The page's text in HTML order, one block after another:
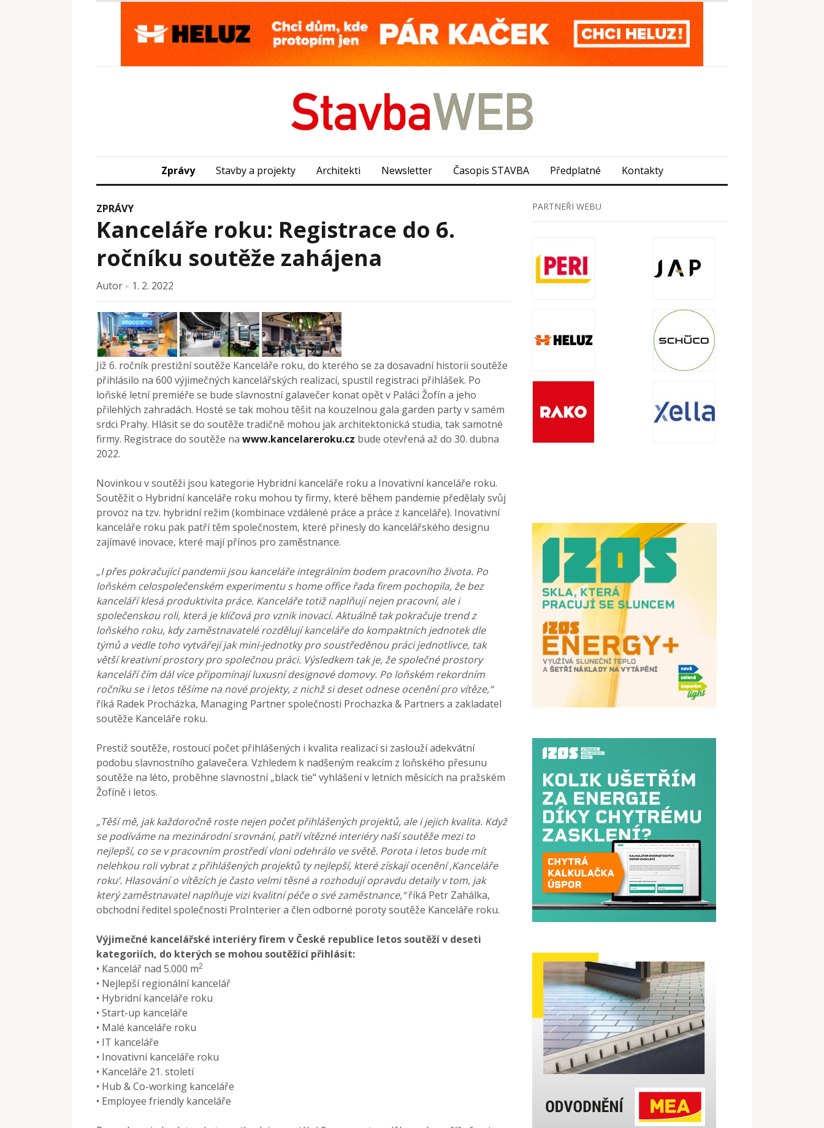
Zprávy Stavby a projekty Architekti Newsletter Časopis STAVBA Předplatné Kontakty
ZPRÁVY
Kanceláře roku: Registrace do 6.
ročníku soutěže zahájena
Autor × 1. 2. 2022
Již 6. ročník prestižní soutěže Kanceláře roku, do kterého se za dosavadní historii soutěže
přihlásilo na 600 výjimečných kancelářských realizací, spustil registraci přihlášek. Po
loňské letní premiéře se bude slavnostní galavečer konat opět v Paláci Žofín a jeho
přilehlých zahradách. Hosté se tak mohou těšit na kouzelnou gala garden party v samém
srdci Prahy. Hlásit se do soutěže tradičně mohou jak architektonická studia, tak samotné
firmy. Registrace do soutěže na www.kancelareroku.cz bude otevřená až do 30. dubna
2022.
Novinkou v soutěži jsou kategorie Hybridní kanceláře roku a Inovativní kanceláře roku.
Soutěžit o Hybridní kanceláře roku mohou ty firmy, které během pandemie předělaly svůj
provoz na tzv. hybridní režim (kombinace vzdálené práce a práce z kanceláře). Inovativní
kanceláře roku pak patří těm společnostem, které přinesly do kancelářského designu
zajímavé inovace, které mají přínos pro zaměstnance.
„I přes pokračující pandemii jsou kanceláře integrálním bodem pracovního života. Po
loňském celospolečenském experimentu s home office řada firem pochopila, že bez
kanceláří klesá produktivita práce. Kanceláře totiž naplňují nejen pracovní, ale i
společenskou roli, která je klíčová pro vznik inovací. Aktuálně tak pokračuje trend z
loňského roku, kdy zaměstnavatelé rozdělují kanceláře do kompaktních jednotek dle
týmů a vedle toho vytvářejí jak mini-jednotky pro soustředěnou práci jednotlivce, tak
větší kreativní prostory pro společnou práci. Výsledkem tak je, že společné prostory
kanceláří čím dál více připomínají luxusní designové domovy. Po loňském rekordním
ročníku se i letos těšíme na nové projekty, z nichž si deset odnese ocenění pro vítěze,“
říká Radek Procházka, Managing Partner společnosti Prochazka & Partners a zakladatel
soutěže Kanceláře roku.
Prestiž soutěže, rostoucí počet přihlášených i kvalita realizací si zaslouží adekvátní
podobu slavnostního galavečera. Vzhledem k nadšeným reakcím z loňského přesunu
soutěže na léto, proběhne slavnostní „black tie“ vyhlášení v letních měsících na pražském
Žofíně i letos.
„Těší mě, jak každoročně roste nejen počet přihlášených projektů, ale i jejich kvalita. Když
se podíváme na mezinárodní srovnání, patří vítězné interiéry naší soutěže mezi to
nejlepší, co se v pracovním prostředí vloni odehrálo ve světě. Porota i letos bude mít
nelehkou roli vybrat z přihlášených projektů ty nejlepší, které získají ocenění ‚Kanceláře
roku‘. Hlasování o vítězích je často velmi těsné a rozhodují opravdu detaily v tom, jak
který zaměstnavatel naplňuje vizi kvalitní péče o své zaměstnance,“říká Petr Zahálka,
obchodní ředitel společnosti ProInterier a člen odborné poroty soutěže Kanceláře roku.
Výjimečné kancelářské interiéry firem v České republice letos soutěží v deseti
kategoriích, do kterých se mohou soutěžící přihlásit:
• Kancelář nad 5.000 m2
• Nejlepší regionální kancelář
• Hybridní kanceláře roku
• Start-up kanceláře
• Malé kanceláře roku
• IT kanceláře
• Inovativní kanceláře roku
• Kanceláře 21. století
• Hub & Co-working kanceláře
• Employee friendly kanceláře
PARTNEŘI WEBU